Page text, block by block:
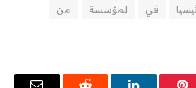
في لمؤسسة
من